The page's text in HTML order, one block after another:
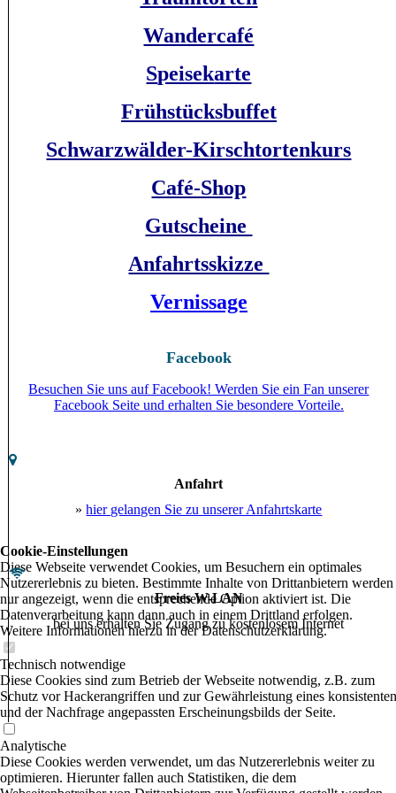
Wandercafé
Speisekarte
Frühstücksbuffet
Schwarzwälder-Kirschtortenkurs
Café-Shop
Gutscheine
Anfahrtsskizze
Vernissage
Facebook
Besuchen Sie uns auf Facebook! Werden Sie ein Fan unserer
Facebook Seite und erhalten Sie besondere Vorteile.
Anfahrt
»hier gelangen Sie zu unserer Anfahrtskarte
Freies W-LAN
bei uns erhalten Sie Zugang zu kostenlosem Internet
Cookie-Einstellungen
Diese Webseite verwendet Cookies, um Besuchern ein optimales
Nutzererlebnis zu bieten. Bestimmte Inhalte von Drittanbietern werden
nur angezeigt, wenn die entsprechende Option aktiviert ist. Die
Datenverarbeitung kann dann auch in einem Drittland erfolgen.
Weitere Informationen hierzu in der Datenschutzerklärung.
Technisch notwendige
Diese Cookies sind zum Betrieb der Webseite notwendig, z.B. zum
Schutz vor Hackerangriffen und zur Gewährleistung eines konsistenten
und der Nachfrage angepassten Erscheinungsbilds der Seite.
Analytische
Diese Cookies werden verwendet, um das Nutzererlebnis weiter zu
optimieren. Hierunter fallen auch Statistiken, die dem